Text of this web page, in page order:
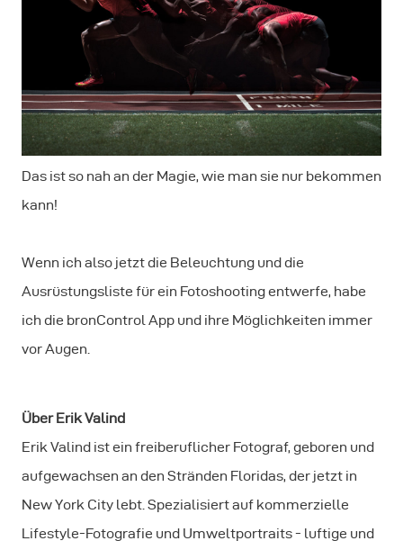
Das ist so nah an der Magie, wie man sie nur bekommen
kann!
Wenn ich also jetzt die Beleuchtung und die
Ausrüstungsliste für ein Fotoshooting entwerfe, habe
ich die bronControl App und ihre Möglichkeiten immer
vor Augen.
Über Erik Valind
Erik Valind ist ein freiberuflicher Fotograf, geboren und
aufgewachsen an den Stränden Floridas, der jetzt in
New York City lebt. Spezialisiert auf kommerzielle
Lifestyle-Fotografie und Umweltportraits - luftige und